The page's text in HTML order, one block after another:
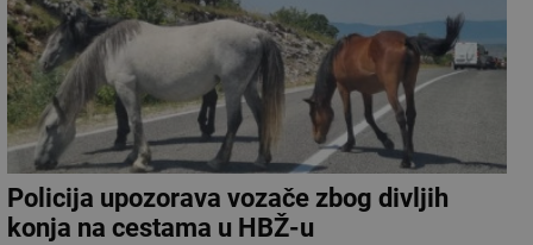
Policija upozorava vozače zbog divljih
konja na cestama u HBŽ-u